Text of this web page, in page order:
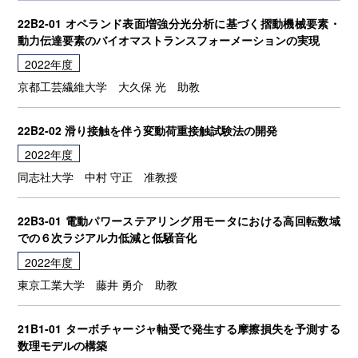
22B2-01 オペランド表面増強分光分析に基づく摺動機械要素・
動力伝達要素のバイオマストランスフォーメーションの実現
2022年度
京都工芸繊維大学
大久保 光 助教
22B2-02 滑り接触を伴う変動荷重接触試験法の開発
2022年度
同志社大学
中村 守正 准教授
22B3-01 電動パワーステアリング用モータにおける高回転数域
での６次ラジアル力低減と低騒音化
2022年度
東京工業大学
藤井 勇介 助教
21B1-01 ターボチャージャ軸受で発⽣する摩擦損失を予測する
数理モデルの構築